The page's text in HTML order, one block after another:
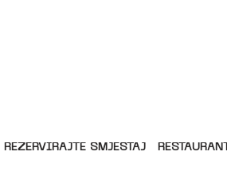
REZERVIRAJTE SMJEŠTAJ RESTAURANT